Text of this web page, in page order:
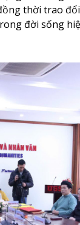
thời trao
đời sống